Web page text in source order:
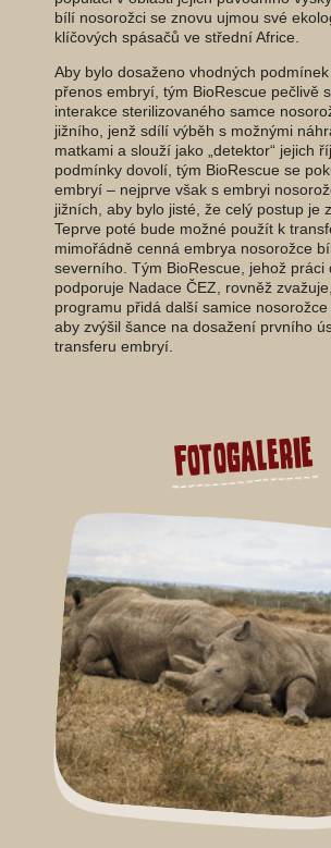
bílí nosorožci se znovu ujmou své
klíčových spásačů ve střední Africe.
Aby bylo dosaženo vhodných
přenos embryí, tým BioRescue pečlivě
interakce sterilizovaného samce
jižního, jenž sdílí výběh s možnými
matkami a slouží jako „detektor“ jejich
podmínky dovolí, tým BioRescue se
embryí – nejprve však s embryi
jižních, aby bylo jisté, že celý postup je
Teprve poté bude možné použít k
mimořádně cenná embrya nosorožce
severního. Tým BioRescue, jehož práci
podporuje Nadace ČEZ, rovněž
programu přidá další samice nosorožce
aby zvýšil šance na dosažení prvního
transferu embryí.
Fotogalerie